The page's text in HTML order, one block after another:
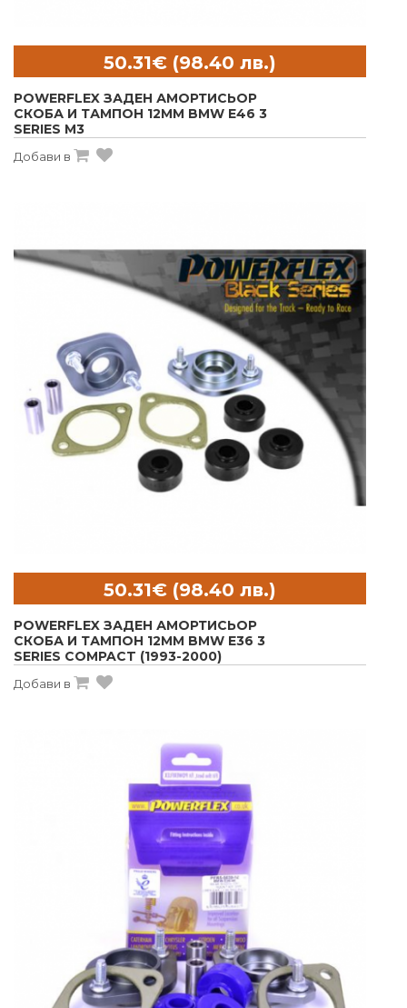
POWERFLEX ЗАДЕН АМОРТИСЬОР
СКОБА И ТАМПОН 12MM BMW E46 3
SERIES M3
Добави в
POWERFLEX ЗАДЕН АМОРТИСЬОР
СКОБА И ТАМПОН 12MM BMW E36 3
SERIES COMPACT (1993-2000)
Добави в